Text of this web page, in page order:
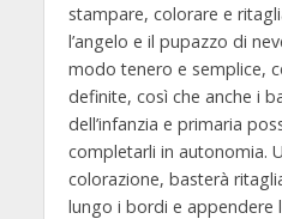
stampare, colorare e
l’angelo e il pupazzo di
modo tenero e semplice,
definite, così che anche i
dell’infanzia e primaria
completarli in autonomia.
colorazione, basterà
lungo i bordi e appendere